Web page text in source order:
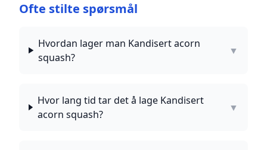
Ofte stilte spørsmål
Hvordan lager man Kandisert acorn
squash?
▼
Hvor lang tid tar det å lage Kandisert
acorn squash?
▼